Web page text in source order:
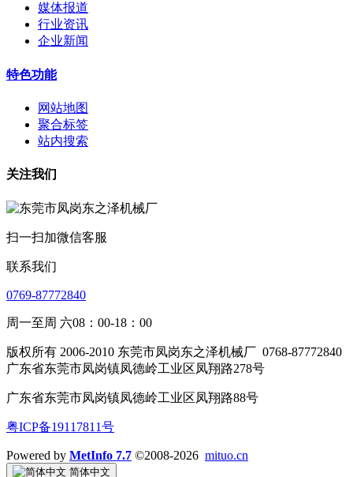
媒体报道
行业资讯
企业新闻
特色功能
网站地图
聚合标签
站内搜索
关注我们
扫一扫加微信客服
联系我们
0769-87772840
周一至周 六08：00-18：00
版权所有 2006-2010 东莞市凤岗东之泽机械厂 0768-87772840
广东省东莞市凤岗镇凤德岭工业区凤翔路278号
广东省东莞市凤岗镇凤德岭工业区凤翔路88号
粤ICP备19117811号
Powered by MetInfo 7.7 ©2008-2026 mituo.cn
简体中文